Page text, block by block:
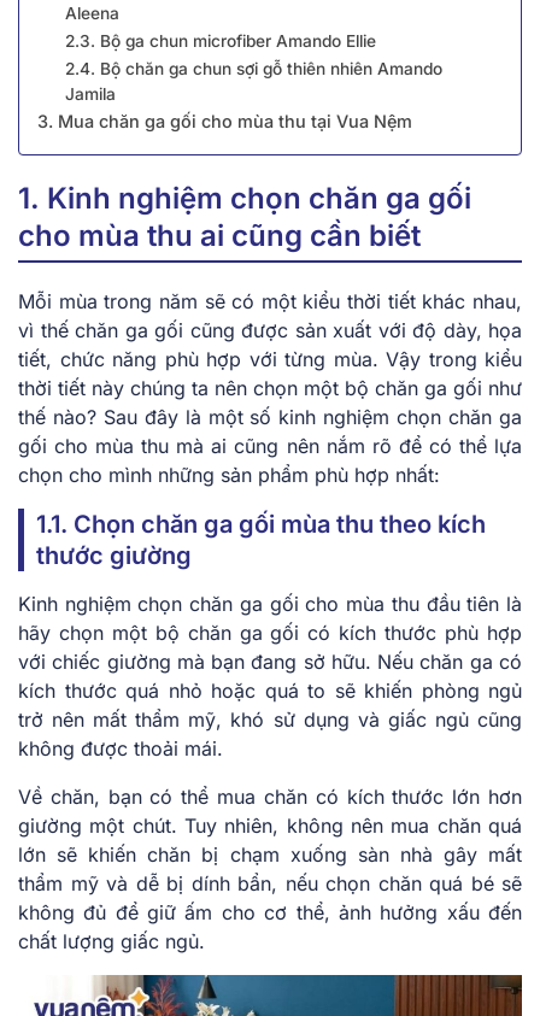
Aleena
2.3. Bộ ga chun microfiber Amando Ellie
2.4. Bộ chăn ga chun sợi gỗ thiên nhiên Amando
Jamila
3. Mua chăn ga gối cho mùa thu tại Vua Nệm
1. Kinh nghiệm chọn chăn ga gối
cho mùa thu ai cũng cần biết
Mỗi mùa trong năm sẽ có một kiểu thời tiết khác nhau,
vì thế chăn ga gối cũng được sản xuất với độ dày, họa
tiết, chức năng phù hợp với từng mùa. Vậy trong kiểu
thời tiết này chúng ta nên chọn một bộ chăn ga gối như
thế nào? Sau đây là một số kinh nghiệm chọn chăn ga
gối cho mùa thu mà ai cũng nên nắm rõ để có thể lựa
chọn cho mình những sản phẩm phù hợp nhất:
1.1. Chọn chăn ga gối mùa thu theo kích
thước giường
Kinh nghiệm chọn chăn ga gối cho mùa thu đầu tiên là
hãy chọn một bộ chăn ga gối có kích thước phù hợp
với chiếc giường mà bạn đang sở hữu. Nếu chăn ga có
kích thước quá nhỏ hoặc quá to sẽ khiến phòng ngủ
trở nên mất thẩm mỹ, khó sử dụng và giấc ngủ cũng
không được thoải mái.
Về chăn, bạn có thể mua chăn có kích thước lớn hơn
giường một chút. Tuy nhiên, không nên mua chăn quá
lớn sẽ khiến chăn bị chạm xuống sàn nhà gây mất
thẩm mỹ và dễ bị dính bẩn, nếu chọn chăn quá bé sẽ
không đủ để giữ ấm cho cơ thể, ảnh hưởng xấu đến
chất lượng giấc ngủ.